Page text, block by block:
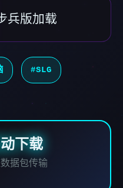
兵版加载
#SLG
下载
据包传输